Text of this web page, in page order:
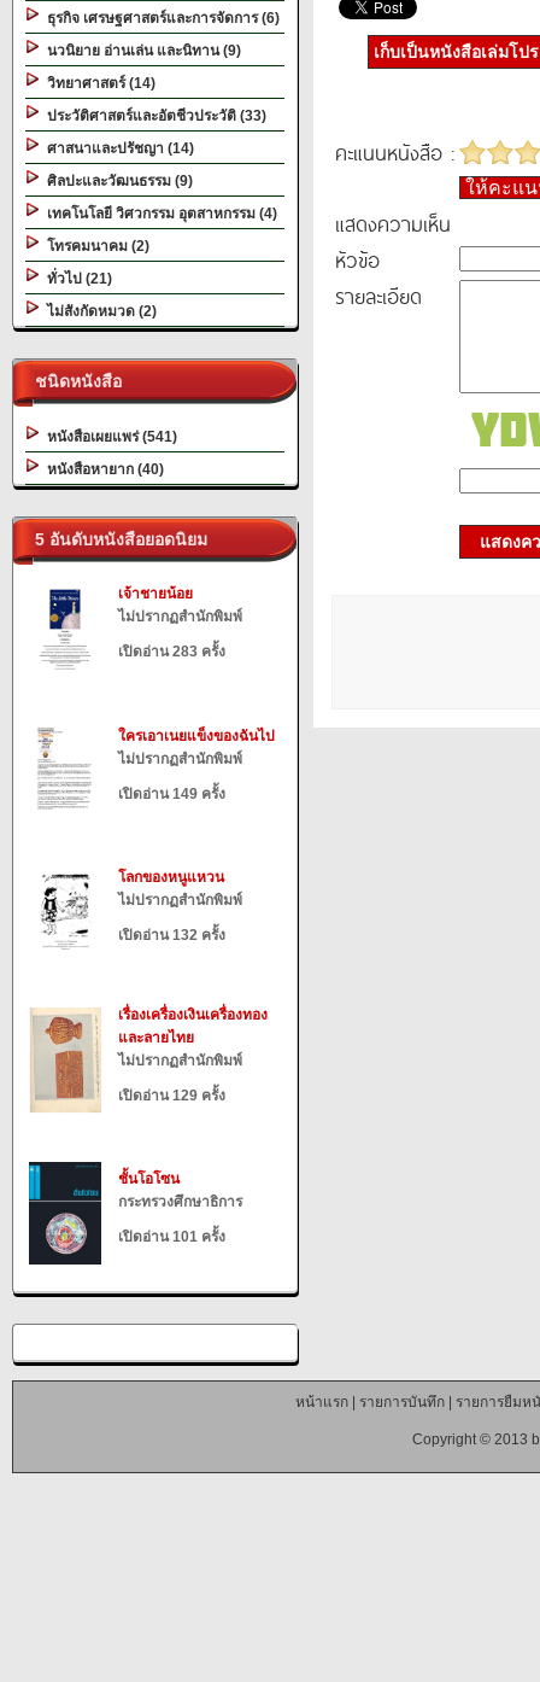
ธุรกิจ เศรษฐศาสตร์และการจัดการ (6)
นวนิยาย อ่านเล่น และนิทาน (9)
วิทยาศาสตร์ (14)
ประวัติศาสตร์และอัตชีวประวัติ (33)
ศาสนาและปรัชญา (14)
ศิลปะและวัฒนธรรม (9)
เทคโนโลยี วิศวกรรม อุตสาหกรรม (4)
โทรคมนาคม (2)
ทั่วไป (21)
ไม่สังกัดหมวด (2)
ชนิดหนังสือ
หนังสือเผยแพร่ (541)
หนังสือหายาก (40)
5 อันดับหนังสือยอดนิยม
เจ้าชายน้อย
ไม่ปรากฏสำนักพิมพ์
เปิดอ่าน 283 ครั้ง
ใครเอาเนยแข็งของฉันไป
ไม่ปรากฏสำนักพิมพ์
เปิดอ่าน 149 ครั้ง
โลกของหนูแหวน
ไม่ปรากฏสำนักพิมพ์
เปิดอ่าน 132 ครั้ง
เรื่องเครื่องเงินเครื่องทอง
และลายไทย
ไม่ปรากฏสำนักพิมพ์
เปิดอ่าน 129 ครั้ง
ชั้นโอโซน
กระทรวงศึกษาธิการ
เปิดอ่าน 101 ครั้ง
เก็บเป็นหนังสือเล่มโป
คะแนนหนังสือ :
ให้คะแ
แสดงความเห็น
หัวข้อ
รายละเอียด
แสดงค
หน้าแรก| รายการบันทึก| รายการยืมห
Copyright © 2013